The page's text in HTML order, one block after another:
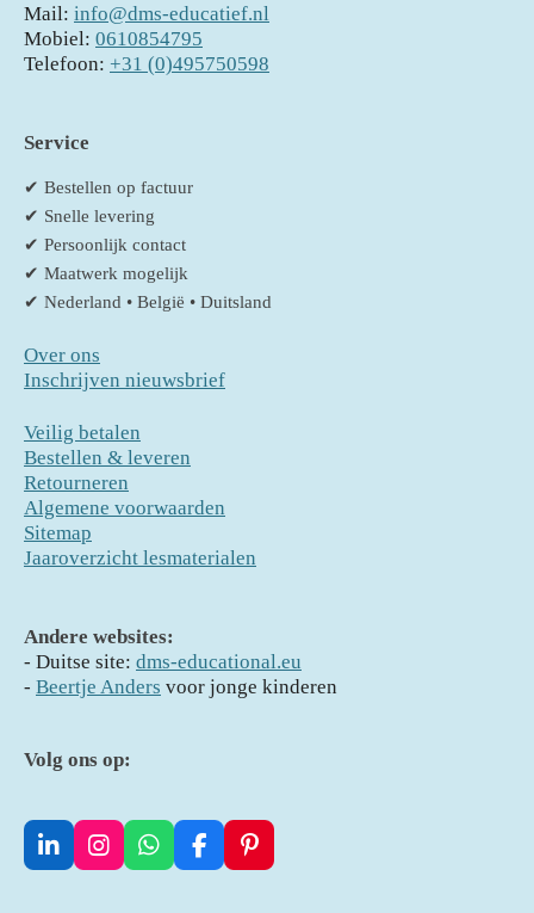
Mail: info@dms-educatief.nl
Mobiel: 0610854795
Telefoon: +31 (0)495750598
Service
✔ Bestellen op factuur
✔ Snelle levering
✔ Persoonlijk contact
✔ Maatwerk mogelijk
✔ Nederland • België • Duitsland
Over ons
Inschrijven nieuwsbrief
Veilig betalen
Bestellen & leveren
Retourneren
Algemene voorwaarden
Sitemap
Jaaroverzicht lesmaterialen
Andere websites:
- Duitse site: dms-educational.eu
- Beertje Anders voor jonge kinderen
Volg ons op:
L
i
I
n
W
h
F
a
P
i